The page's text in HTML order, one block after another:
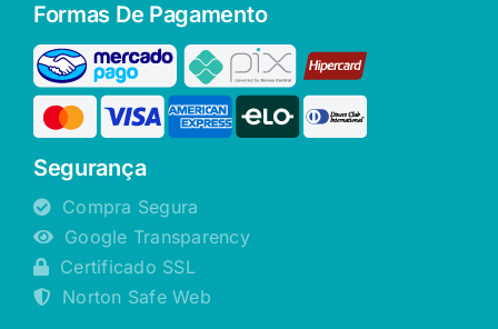
Formas De Pagamento
Segurança
Compra Segura
Google Transparency
Certificado SSL
Norton Safe Web